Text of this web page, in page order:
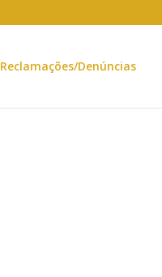
Reclamações/Denúncias